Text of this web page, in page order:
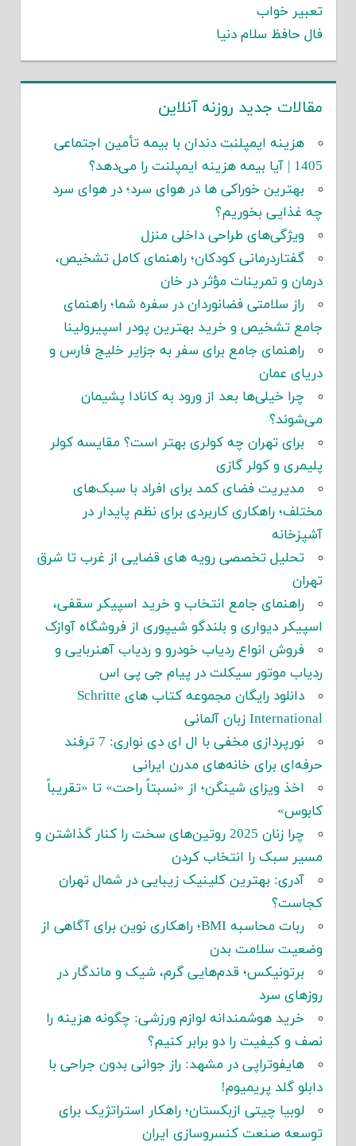
تعبیر خواب
فال حافظ سلام دنیا
مقالات جدید روزنه آنلاین
هزینه ایمپلنت دندان با بیمه تأمین اجتماعی
1405 | آیا بیمه هزینه ایمپلنت را می‌دهد؟
بهترین خوراکی ها در هوای سرد؛ در هوای سرد
چه غذایی بخوریم؟
ویژگی‌های طراحی داخلی منزل
گفتاردرمانی کودکان؛ راهنمای کامل تشخیص،
درمان و تمرینات مؤثر در خان
راز سلامتی فضانوردان در سفره شما؛ راهنمای
جامع تشخیص و خرید بهترین پودر اسپیرولینا
راهنمای جامع برای سفر به جزایر خلیج فارس و
دریای عمان
چرا خیلی‌ها بعد از ورود به کانادا پشیمان
می‌شوند؟
برای تهران چه کولری بهتر است؟ مقایسه کولر
پلیمری و کولر گازی
مدیریت فضای کمد برای افراد با سبک‌های
مختلف؛ راهکاری کاربردی برای نظم پایدار در
آشپزخانه
تحلیل تخصصی رویه های قضایی از غرب تا شرق
تهران
راهنمای جامع انتخاب و خرید اسپیکر سقفی،
اسپیکر دیواری و بلندگو شیپوری از فروشگاه آوازک
فروش انواع ردیاب خودرو و ردیاب آهنربایی و
ردیاب موتور سیکلت در پیام جی پی اس
دانلود رایگان مجموعه کتاب های Schritte
International زبان آلمانی
نورپردازی مخفی با ال ای دی نواری: 7 ترفند
حرفه‌ای برای خانه‌های مدرن ایرانی
اخذ ویزای شینگن؛ از «نسبتاً راحت» تا «تقریباً
کابوس»
چرا زنان 2025 روتین‌های سخت را کنار گذاشتن و
مسیر سبک را انتخاب کردن
آدری: بهترین کلینیک زیبایی در شمال تهران
کجاست؟
ربات محاسبه BMI؛ راهکاری نوین برای آگاهی از
وضعیت سلامت بدن
برتونیکس؛ قدم‌هایی گرم، شیک و ماندگار در
روزهای سرد
خرید هوشمندانه لوازم ورزشی: چگونه هزینه را
نصف و کیفیت را دو برابر کنیم؟
هایفوتراپی در مشهد: راز جوانی بدون جراحی با
دابلو گلد پریمیوم!
لوبیا چیتی ازبکستان؛ راهکار استراتژیک برای
توسعه صنعت کنسروسازی ایران